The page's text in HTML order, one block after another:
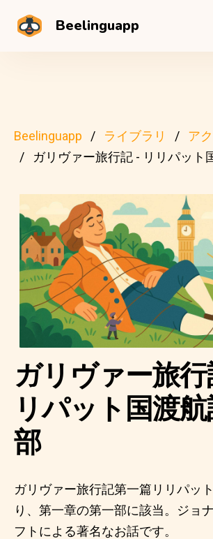
Beelinguapp
Beelinguapp ライブラリ
ア
ガリヴァー旅行記 - リリパット
ガリヴァー旅行
リパット国渡
部
ガリヴァー旅行記第一篇リリパッ
り、第一章の第一部に該当。ジョ
フトによる著名なお話です。